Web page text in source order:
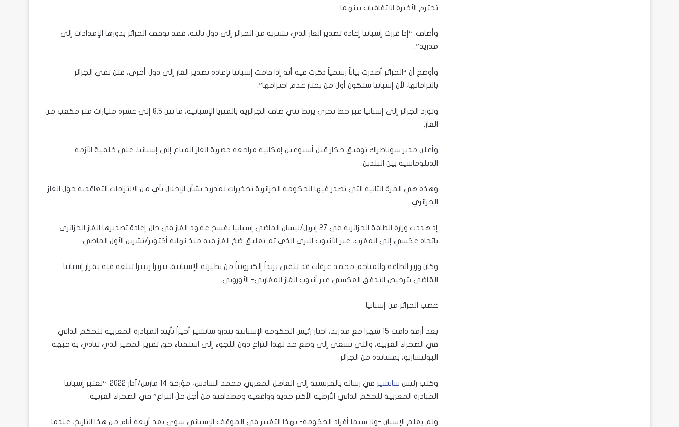
تحترم الأخيرة الاتفاقيات بينهما.
وأضاف: “إذا قررت إسبانيا إعادة تصدير الغاز الذي تشتريه من الجزائر إلى دول ثالثة، فقد توقف الجزائر بدورها الإمدادات إلى
مدريد”.
وأوضح أن “الجزائر أصدرت بياناً رسمياً ذكرت فيه أنه إذا قامت إسبانيا بإعادة تصدير الغاز إلى دول أخرى، فلن تفي الجزائر
بالتزاماتها، لأن إسبانيا ستكون أول من يختار عدم احترامها”.
وتورد الجزائر إلى إسبانيا عبر خط بحري يربط بني صاف الجزائرية بالميريا الإسبانية، ما بين 8.5 إلى عشرة مليارات متر مكعب من
الغاز.
وأعلن مدير سوناطراك توفيق حكار قبل أسبوعين إمكانية مراجعة حصرية الغاز المباع إلى إسبانيا، على خلفية الأزمة
الدبلوماسية بين البلدين.
وهذه هي المرة الثانية التي تصدر فيها الحكومة الجزائرية تحذيرات لمدريد بشأن الإخلال بأي من الالتزامات التعاقدية حول الغاز
الجزائري.
إذ هددت وزارة الطاقة الجزائرية في 27 إبريل/نيسان الماضي إسبانيا بفسخ عقود الغاز في حال إعادة تصديرها الغاز الجزائري
باتجاه عكسي إلى المغرب، عبر الأنبوب البري الذي تم تعليق ضخ الغاز فيه منذ نهاية أكتوبر/تشرين الأول الماضي.
وكان وزير الطاقة والمناجم محمد عرقاب قد تلقى بريداً إلكترونياً من نظيرته الإسبانية، تيريزا ريبيرا تبلغه فيه بقرار إسبانيا
القاضي بترخيص التدفق العكسي عبر أنبوب الغاز المغاربي- الأوروبي.
غضب الجزائر من إسبانيا
بعد أزمة دامت 15 شهرا مع مدريد، اختار رئيس الحكومة الإسبانية بيدرو سانشيز أخيراً تأييد المبادرة المغربية للحكم الذاتي
في الصحراء الغربية، والتي تسعى إلى وضع حد لهذا النزاع دون اللجوء إلى استفتاء حق تقرير المصير الذي تنادي به جبهة
البوليساريو، بمساندة من الجزائر.
وكتب رئيس سانشيز
في رسالة بالفرنسية إلى العاهل المغربي محمد السادس، مؤرخة 14 مارس/آذار 2022: “تعتبر إسبانيا
المبادرة المغربية للحكم الذاتي الأرضية الأكثر جدية وواقعية ومصداقية من أجل حلّ النزاع” في الصحراء الغربية.
ولم يعلم الإسبان -ولا سيما أفراد الحكومة- بهذا التغيير في الموقف الإسباني سوى بعد أربعة أيام من هذا التاريخ، عندما